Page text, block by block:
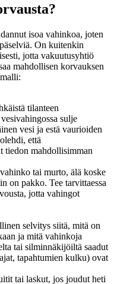
isoa vahinkoa, joten
On kuitenkin
jotta vakuutusyhtiö
mahdollisen korvauksen
tilanteen
sulje
vesi ja estä vaurioiden
että
tiedon mahdollisimman
tai murto, älä koske
on pakko. Tee tarvittaessa
jotta vahingot
selvitys siitä, mitä on
ja mitä vahinkoja
tai silminnäkijöiltä saadut
tapahtumien kulku) ovat
tai laskut, jos joudut heti